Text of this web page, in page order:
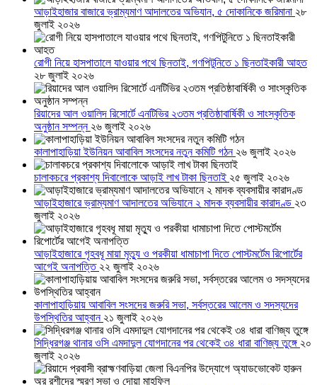
আড়াইহাজার বাজারে ভ্রাম্যমাণ আদালতের অভিযান, ৫ দোকানিকে জরিমানা ২৮
জুলাই ২০২৬
রোগী নিয়ে হাসপাতালে যাওয়ার পথে ছিনতাই, গণপিটুনিতে ১ ছিনতাইকারী আহত
২৮ জুলাই ২০২৬
রিয়াদের আল ওয়ালিদ রিসোর্টে এনটিভির ২৩তম প্রতিষ্ঠাবার্ষিকী ও সাংস্কৃতিক
অনুষ্ঠান সম্পন্ন ২৬ জুলাই ২০২৬
কালাপাহাড়িয়া ইউনিয়ন আবাবিল সংসদের নতুন কমিটি গঠন ২৬ জুলাই ২০২৬
চালাকচরে প্রকাশ্য দিবালোকে আড়াই লাখ টাকা ছিনতাই ২৫ জুলাই ২০২৬
আড়াইহাজারে ভ্রাম্যমাণ আদালতের অভিযানে ২ মাদক ব্যবসায়ীর কারাদণ্ড ২৩
জুলাই ২০২৬
আড়াইহাজারে গৃহবধূ মায়া মৃত্যু ও পরকীয়া ধামাচাপা দিতে পোস্টমর্টেম রিপোর্টের
আগেই অনাপত্তি ২২ জুলাই ২০২৬
কালাপাহাড়িয়ায় আবাবিল সংসদের জরুরি সভা, সর্বস্তরের আলেম ও সদস্যদের
উপস্থিতির আহ্বান ২১ জুলাই ২০২৬
সিদ্ধিরগঞ্জ থানার ওসি এমদাদুল যোগদানের পর থেকেই ৩৪ ধারা বাণিজ্য তুঙ্গে ২০
জুলাই ২০২৬